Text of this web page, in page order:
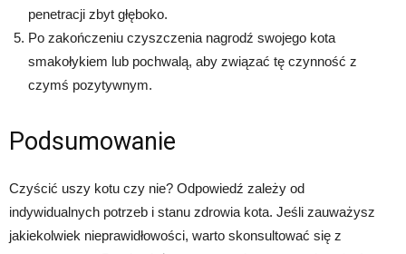
penetracji zbyt głęboko.
Po zakończeniu czyszczenia nagrodź swojego kota
smakołykiem lub pochwalą, aby związać tę czynność z
czymś pozytywnym.
Podsumowanie
Czyścić uszy kotu czy nie? Odpowiedź zależy od
indywidualnych potrzeb i stanu zdrowia kota. Jeśli zauważysz
jakiekolwiek nieprawidłowości, warto skonsultować się z